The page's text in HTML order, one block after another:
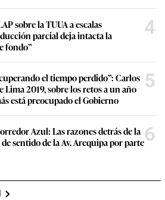
sobre la TUUA a escalas
parcial deja intacta la
fondo”
4
el tiempo perdido”: Carlos
Lima 2019, sobre los retos a un año
está preocupado el Gobierno
5
Azul: Las razones detrás de la
sentido de la Av. Arequipa por parte6